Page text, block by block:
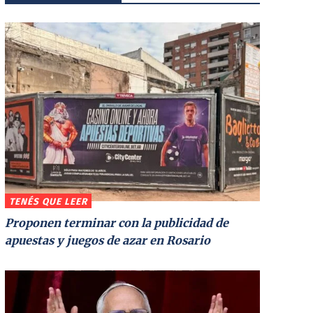
TENÉS QUE LEER
Proponen terminar con la publicidad de
apuestas y juegos de azar en Rosario